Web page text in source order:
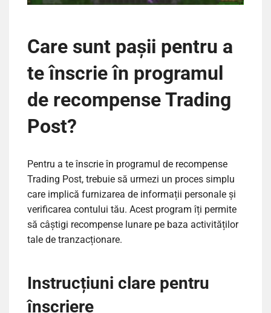
Care sunt pașii pentru a
te înscrie în programul
de recompense Trading
Post?
Pentru a te înscrie în programul de recompense
Trading Post, trebuie să urmezi un proces simplu
care implică furnizarea de informații personale și
verificarea contului tău. Acest program îți permite
să câștigi recompense lunare pe baza activităților
tale de tranzacționare.
Instrucțiuni clare pentru
înscriere